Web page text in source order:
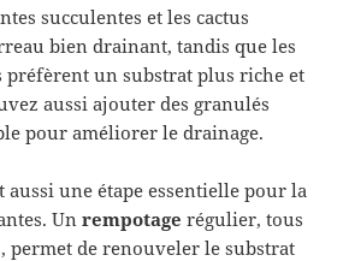
succulentes et les cactus
bien drainant, tandis que les
préfèrent un substrat plus riche et
aussi ajouter des granulés
pour améliorer le drainage.
aussi une étape essentielle pour la
Unrempotage régulier, tous
permet de renouveler le substrat